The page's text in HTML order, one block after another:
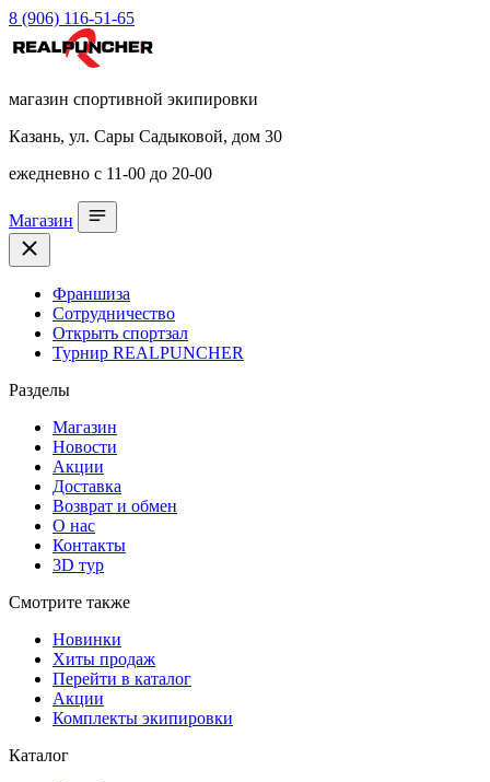
8 (906) 116-51-65
магазин спортивной экипировки
Казань, ул. Сары Садыковой, дом 30
ежедневно с 11-00 до 20-00
Магазин
Франшиза
Сотрудничество
Открыть спортзал
Турнир REALPUNCHER
Разделы
Магазин
Новости
Акции
Доставка
Возврат и обмен
О нас
Контакты
3D тур
Смотрите также
Новинки
Хиты продаж
Перейти в каталог
Акции
Комплекты экипировки
Каталог